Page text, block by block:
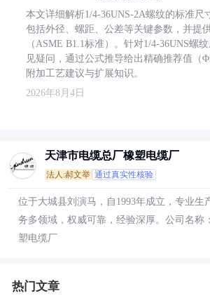
本文详细解析1/4-36UNS-2A螺纹的标准尺
包括外径、螺距、公差等关键参数，并提
（ASME B1.1标准）。针对1/4-36UNS螺
见疑问，通过公式推导给出精确推荐值（
附加工艺建议与扩展知识。
2026年8月4日
天津市电缆总厂橡塑电缆厂
法人:郝文举 通过真实性核验
位于大城县刘演马，自1993年成立，专业生
务多领域，权威可靠，经验深厚。公司名称
塑电缆厂
热门文章